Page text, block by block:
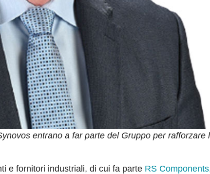
entrano a far parte del Gruppo per rafforzare
e fornitori industriali, di cui fa parte RS Components